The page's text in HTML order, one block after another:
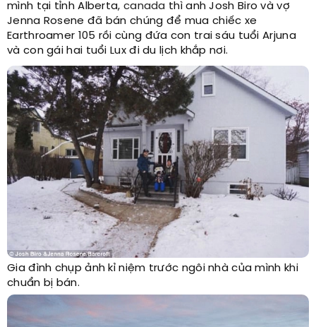
mình tại tỉnh Alberta, canada thì anh Josh Biro và vợ
Jenna Rosene đã bán chúng để mua chiếc xe
Earthroamer 105 rồi cùng đứa con trai sáu tuổi Arjuna
và con gái hai tuổi Lux đi du lịch khắp nơi.
Gia đình chụp ảnh kỉ niệm trước ngôi nhà của mình khi
chuẩn bị bán.